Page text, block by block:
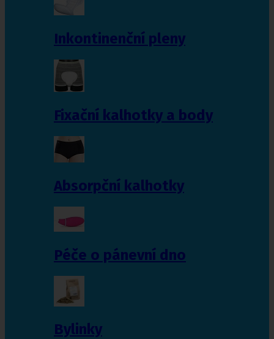
Inkontinenční pleny
Fixační kalhotky a body
Absorpční kalhotky
Péče o pánevní dno
Bylinky